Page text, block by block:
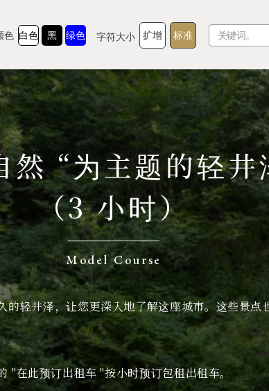
色 白色 黑 绿色 字符大小 扩增 标准
TOP
了解轻井泽
自然
胜地
经典
美食家
经验和艺术
商店
示范课程
活动
小时）
然 “为主题的轻
（3 小时）
Model Course
的轻井泽，让您更深入地了解这座城市。这些景点
"在此预订出租车 "按小时预订包租出租车。